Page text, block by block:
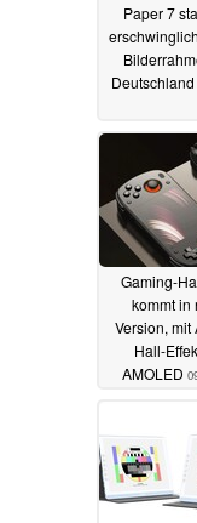
Paper 7
Deutschland
Gaming-
kommt in
Version, mit
Hall-
AMOLED